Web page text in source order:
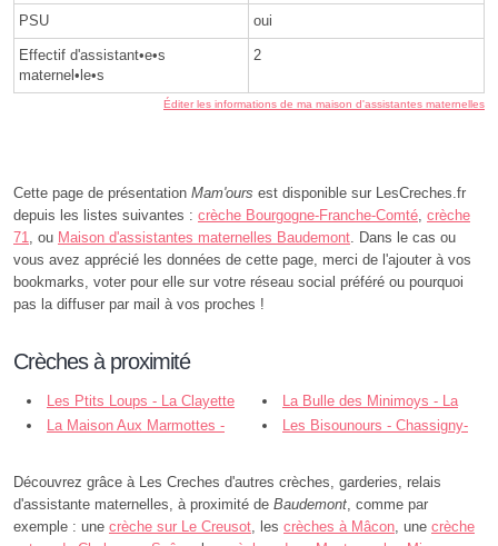
PSU oui
Effectif d'assistant•e•s
maternel•le•s
2
Éditer les informations de ma maison d'assistantes maternelles
Cette page de présentation Mam'ours est disponible sur LesCreches.fr
depuis les listes suivantes : crèche Bourgogne-Franche-Comté, crèche
71, ou Maison d'assistantes maternelles Baudemont. Dans le cas ou
vous avez apprécié les données de cette page, merci de l'ajouter à vos
bookmarks, voter pour elle sur votre réseau social préféré ou pourquoi
pas la diffuser par mail à vos proches !
Crèches à proximité
Les Ptits Loups - La Clayette
La Bulle des Minimoys - La
Clayette
La Maison Aux Marmottes -
Les Bisounours - Chassigny-
Découvrez grâce à Les Creches d'autres crèches, garderies, relais
d'assistante maternelles, à proximité de Baudemont, comme par
exemple : une crèche sur Le Creusot, les crèches à Mâcon, une crèche